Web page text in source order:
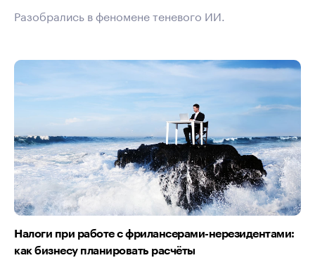
Разобрались в феномене теневого ИИ.
Налоги при работе с фрилансерами-нерезидентами:
как бизнесу планировать расчёты